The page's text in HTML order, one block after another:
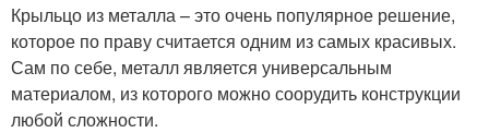
Крыльцо из металла – это очень популярное решение,
которое по праву считается одним из самых красивых.
Сам по себе, металл является универсальным
материалом, из которого можно соорудить конструкции
любой сложности.